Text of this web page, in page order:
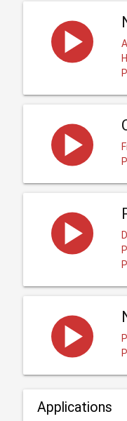
Applications